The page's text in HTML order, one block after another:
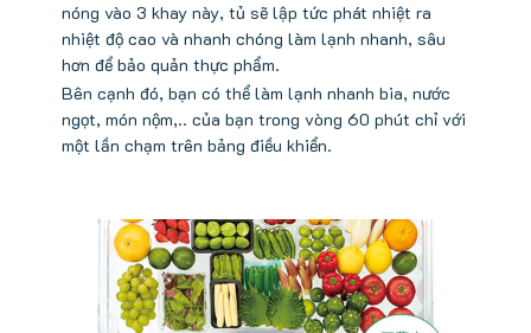
nóng vào 3 khay này, tủ sẽ lập tức phát nhiệt ra
nhiệt độ cao và nhanh chóng làm lạnh nhanh, sâu
hơn để bảo quản thực phẩm.
Bên cạnh đó, bạn có thể làm lạnh nhanh bia, nước
ngọt, món nộm,.. của bạn trong vòng 60 phút chỉ với
một lần chạm trên bảng điều khiển.